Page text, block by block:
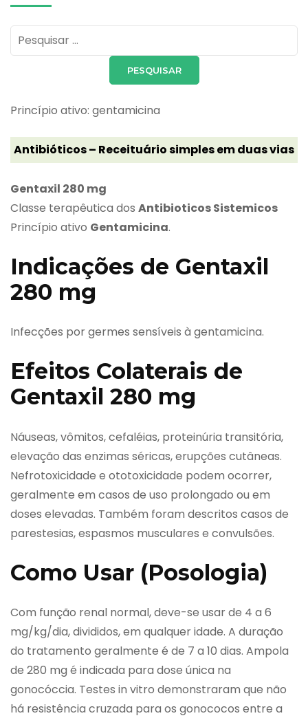
Pesquisar
por:
Princípio ativo: gentamicina
Antibióticos – Receituário simples em duas vias
Gentaxil 280 mg
Classe terapêutica dos Antibioticos Sistemicos
Princípio ativo Gentamicina.
Indicações de Gentaxil
280 mg
Infecções por germes sensíveis à gentamicina.
Efeitos Colaterais de
Gentaxil 280 mg
Náuseas, vômitos, cefaléias, proteinúria transitória,
elevação das enzimas séricas, erupções cutâneas.
Nefrotoxicidade e ototoxicidade podem ocorrer,
geralmente em casos de uso prolongado ou em
doses elevadas. Também foram descritos casos de
parestesias, espasmos musculares e convulsões.
Como Usar (Posologia)
Com função renal normal, deve-se usar de 4 a 6
mg/kg/dia, divididos, em qualquer idade. A duração
do tratamento geralmente é de 7 a 10 dias. Ampola
de 280 mg é indicada para dose única na
gonocóccia. Testes in vitro demonstraram que não
há resistência cruzada para os gonococos entre a